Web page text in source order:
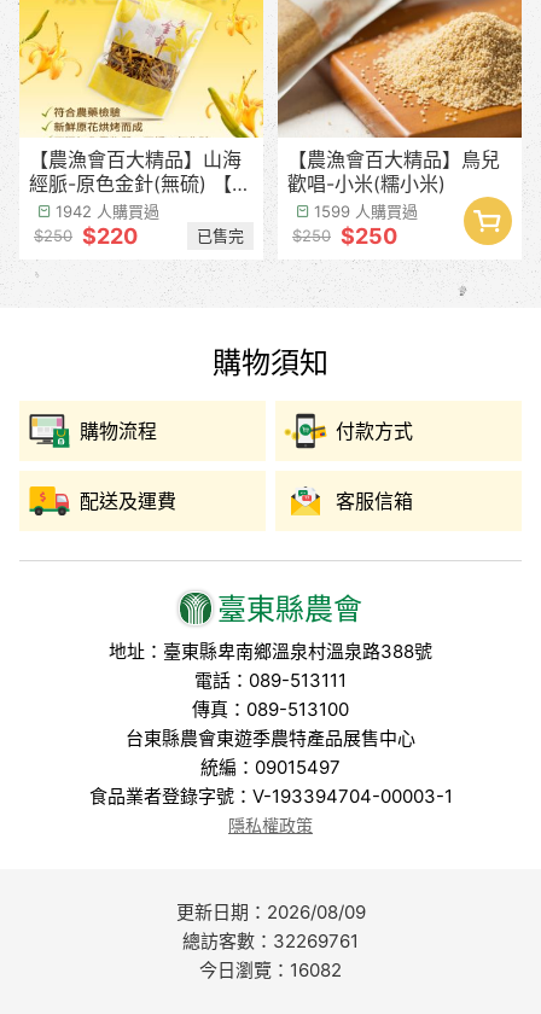
【農漁會百大精品】山海
經脈-原色金針(無硫) 【產
季預計8月中下旬】
1942 人購買過
$250 $220 已售完
【農漁會百大精品】鳥兒
歡唱-小米(糯小米)
1599 人購買過
$250 $250
臺東縣農會
地址：臺東縣卑南鄉溫泉村溫泉路388號
電話：089-513111
傳真：089-513100
台東縣農會東遊季農特產品展售中心
統編：09015497
食品業者登錄字號：V-193394704-00003-1
隱私權政策
購物須知
購物流程 付款方式
配送及運費 客服信箱
更新日期：2026/08/09
總訪客數：32269761
今日瀏覽：16082